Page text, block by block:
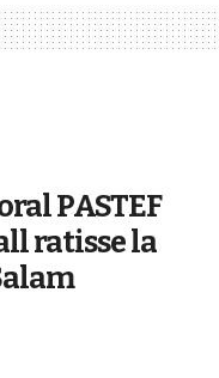
PASTEF
ratisse la